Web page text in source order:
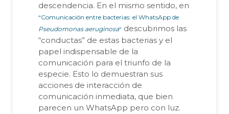
descendencia. En el mismo sentido, en
“Comunicación entre bacterias: el WhatsApp de
Pseudomonas aeruginosa“ descubrimos las
“conductas” de estas bacterias y el
papel indispensable de la
comunicación para el triunfo de la
especie. Esto lo demuestran sus
acciones de interacción de
comunicación inmediata, que bien
parecen un WhatsApp pero con luz.